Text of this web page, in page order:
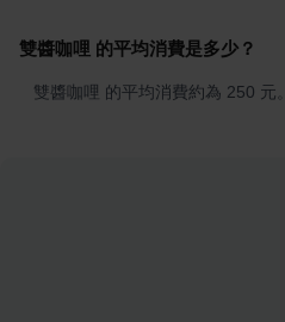
雙醬咖哩 的平均消費是多少？
雙醬咖哩 的平均消費約為 250 元。